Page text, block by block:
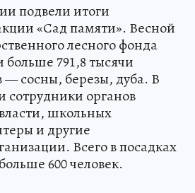
подвели итоги
«Сад памяти». Весной
лесного фонда
791,8 тысячи
— сосны, березы, дуба. В
сотрудники органов
школьных
и другие
Всего в посадках
600 человек.